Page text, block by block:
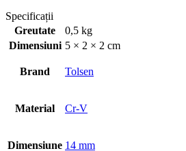
Specificații
Greutate
0,5 kg
Dimensiuni 5 × 2 × 2 cm
Brand Tolsen
Material Cr-V
Dimensiune 14 mm